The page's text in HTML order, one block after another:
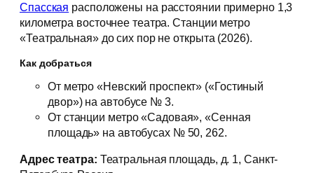
Спасская расположены на расстоянии примерно 1,3
километра восточнее театра. Станции метро
«Театральная» до сих пор не открыта (2026).
Как добраться
От метро «Невский проспект» («Гостиный
двор») на автобусе № 3.
От станции метро «Садовая», «Сенная
площадь» на автобусах № 50, 262.
Адрес театра: Театральная площадь, д. 1, Санкт-